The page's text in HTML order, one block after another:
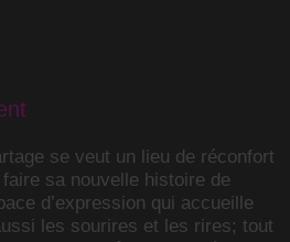
se veut un lieu de réconfort
sa nouvelle histoire de
d’expression qui accueille
les sourires et les rires; tout